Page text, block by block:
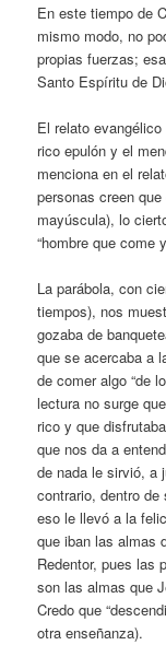
En este tiempo de
mismo modo, no
propias fuerzas;
Santo Espíritu de
El relato
rico epulón y el
menciona en el
personas creen
mayúscula), lo
“hombre que come
La parábola, con
tiempos), nos
gozaba de
que se acercaba a
de comer algo “de
lectura no surge
rico y que
que nos da a
de nada le sirvió, a
contrario, dentro
eso le llevó a la
que iban las almas
Redentor, pues las
son las almas que
Credo que
otra enseñanza).